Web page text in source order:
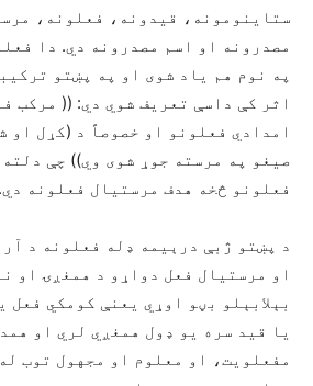
ستاینومونه، قیدونه، فعلونه،
مصدرونه او اسم مصدرونه دي. دا
په نوم هم یاد شوی او په پښتو
اثر کې داسې تعریف شوي دي: (( مرکب
امدادي فعلونو او خصوصاً د (کړل او
صیغو په مرسته جوړ شوی وي)) چې
فعلونو څخه هدف مرستیال فعلونه دي.
د پښتو ژبې درېیمه ډله فعلونه د
او مرستیال فعل دواړو د همغږۍ او
بېلابېلو بڼو اوړي یعنې کومکي فعل
یا قید سره یو ډول همغږي لري او
مفعلویت، او معلوم او مجهول توب